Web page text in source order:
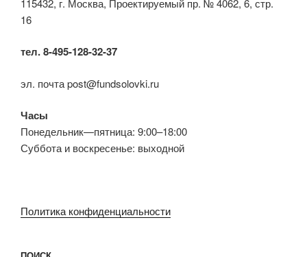
16
тел. 8-495-128-32-37
эл. почта post@fundsolovki.ru
Часы
Понедельник—пятница: 9:00–18:00
Суббота и воскресенье: выходной
Политика конфиденциальности